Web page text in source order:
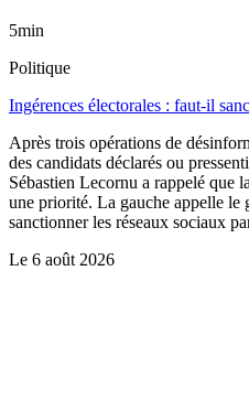
5min
Politique
Ingérences électorales : faut-il
Après trois opérations de
des candidats déclarés ou
Sébastien Lecornu a rappelé que
une priorité. La gauche appelle le
sanctionner les réseaux sociaux
Le 6 août 2026